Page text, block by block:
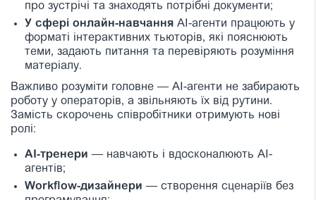
про зустрічі та знаходять потрібні документи;
У сфері онлайн-навчання AI-агенти працюють у
форматі інтерактивних тьюторів, які пояснюють
теми, задають питання та перевіряють розуміння
матеріалу.
Важливо розуміти головне — AI-агенти не забирають
роботу у операторів, а звільняють їх від рутини.
Замість скорочень співробітники отримують нові
ролі:
AI-тренери — навчають і вдосконалюють AI-
агентів;
Workflow-дизайнери — створення сценаріїв без